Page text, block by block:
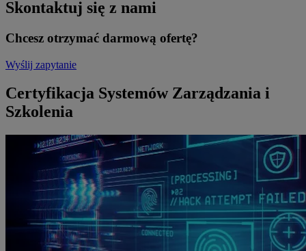
Skontaktuj się z nami
Chcesz otrzymać darmową ofertę?
Wyślij zapytanie
Certyfikacja Systemów Zarządzania i
Szkolenia